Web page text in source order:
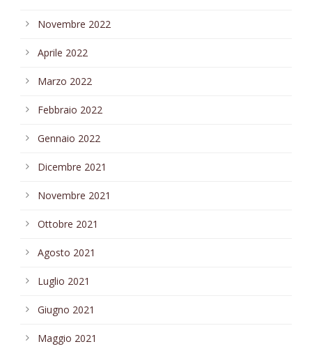
Novembre 2022
Aprile 2022
Marzo 2022
Febbraio 2022
Gennaio 2022
Dicembre 2021
Novembre 2021
Ottobre 2021
Agosto 2021
Luglio 2021
Giugno 2021
Maggio 2021